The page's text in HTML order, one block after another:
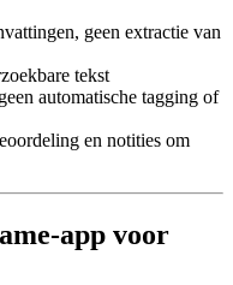
geen extractie van
tekst
automatische tagging of
en notities om
app voor